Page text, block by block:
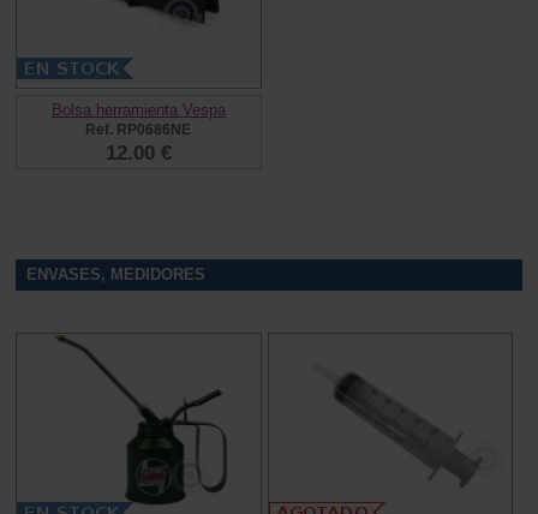
Bolsa herramienta Vespa
Ref. RP0686NE
12.00 €
ENVASES, MEDIDORES